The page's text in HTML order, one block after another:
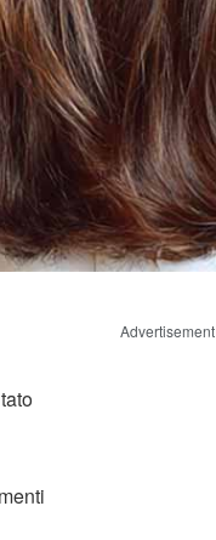
Advertisement